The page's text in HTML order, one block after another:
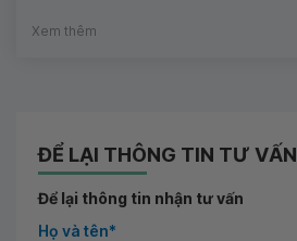
Xem thêm
ĐỂ LẠI THÔNG TIN TƯ VẤN
Để lại thông tin nhận tư vấn
Họ và tên*